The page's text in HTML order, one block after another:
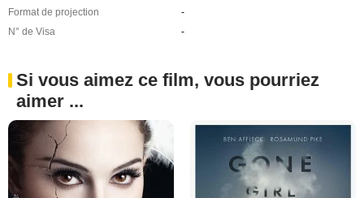
Format de projection
-
N° de Visa
-
Si vous aimez ce film, vous pourriez
aimer ...